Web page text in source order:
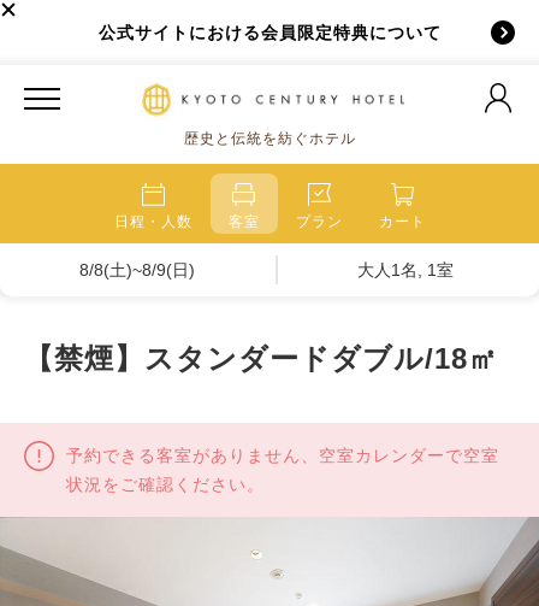
公式サイトにおける会員限定特典について
歴史と伝統を紡ぐホテル
日程・人数 客室 プラン カート
8/8(土)~8/9(日) 大人1名, 1室
【禁煙】スタンダードダブル/18㎡
予約できる客室がありません、空室カレンダーで空室
状況をご確認ください。